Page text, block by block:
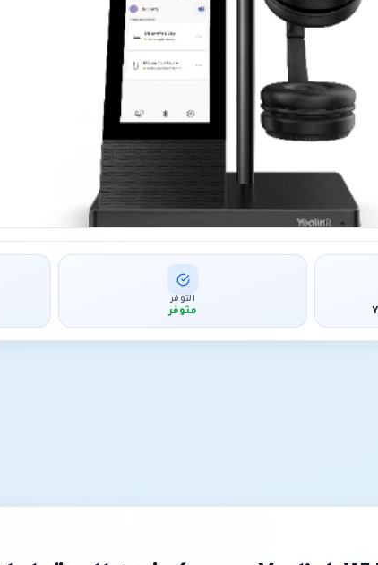
التوفر
متوفر